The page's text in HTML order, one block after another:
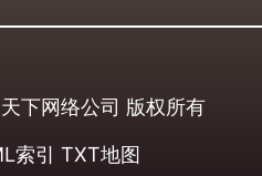
天下网络公司 版权所有
索引 TXT地图